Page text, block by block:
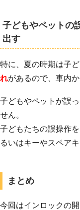
子どもやペットの
出す
特に、夏の時期は子
れがあるので、車内
子どもやペットが誤
せん。
子どもたちの誤操作
るいはキーやスペア
まとめ
今回はインロックの